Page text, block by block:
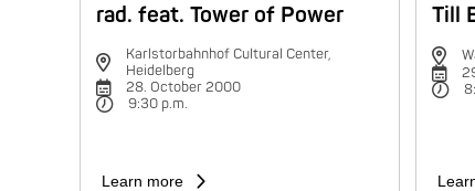
rad. feat. Tower of Power
Karlstorbahnhof Cultural Center,
Heidelberg
28. October 2000
9:30 p.m.
Learn more
Till